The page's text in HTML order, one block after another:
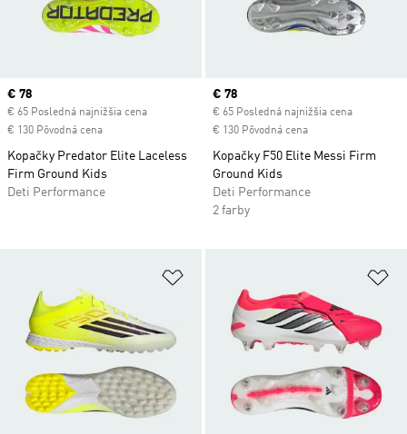
Current price
€ 78
€ 65 Posledná najnižšia cena
€ 130 Pôvodná cena
Kopačky Predator Elite Laceless
Firm Ground Kids
Deti Performance
Current price
€ 78
€ 65 Posledná najnižšia cena
€ 130 Pôvodná cena
Kopačky F50 Elite Messi Firm
Ground Kids
Deti Performance
2 farby
Pridať do zoznamu želaných